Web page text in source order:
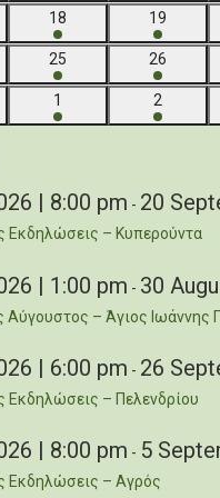
7
events
18
6
events
19
5
events
25
5
events
26
5
events
1
4
events
2
| 8:00 pm - 20
Εκδηλώσεις – Κυπερούντα
| 1:00 pm - 30
Αύγουστος – Άγιος Ιωάννης
| 6:00 pm - 26
Εκδηλώσεις – Πελενδρίου
| 8:00 pm - 5
Εκδηλώσεις – Αγρός